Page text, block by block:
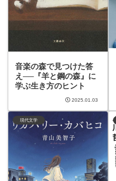
音楽の森で見つけた答
え──『羊と鋼の森』に
学ぶ生き方のヒント
2025.01.03
現代文学